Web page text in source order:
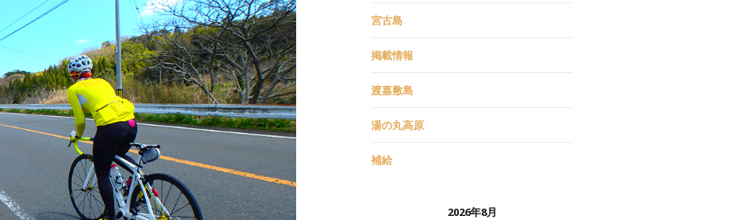
宮古島
掲載情報
渡嘉敷島
湯の丸高原
補給
2026年8月